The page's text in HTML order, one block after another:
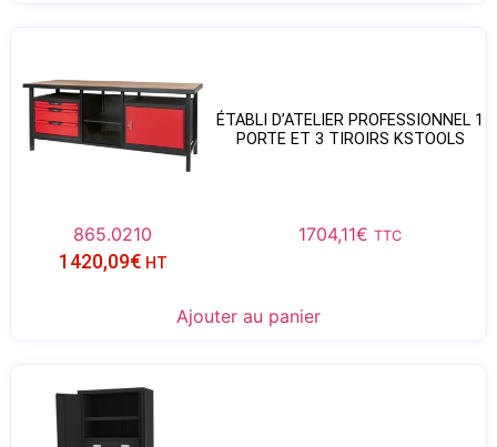
ÉTABLI D’ATELIER PROFESSIONNEL 1
PORTE ET 3 TIROIRS KSTOOLS
865.0210 1704,11€ TTC
1420,09€ HT
Ajouter au panier